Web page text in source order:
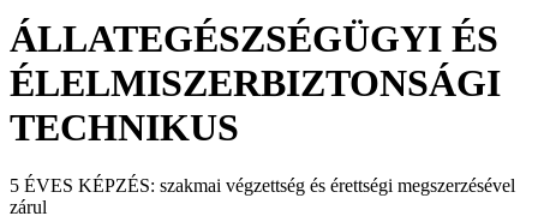
ÁLLATEGÉSZSÉGÜGYI ÉS
ÉLELMISZERBIZTONSÁGI
TECHNIKUS
5 ÉVES KÉPZÉS: szakmai végzettség és érettségi megszerzésével
zárul